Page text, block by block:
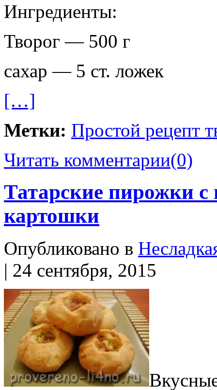
Ингредиенты:
Творог — 500 г
сахар — 5 ст. ложек
[…]
Метки: Простой рецепт
Читать комментарии(0)
Татарские пирожки с
картошки
Опубликовано в
| 24 сентября, 2015